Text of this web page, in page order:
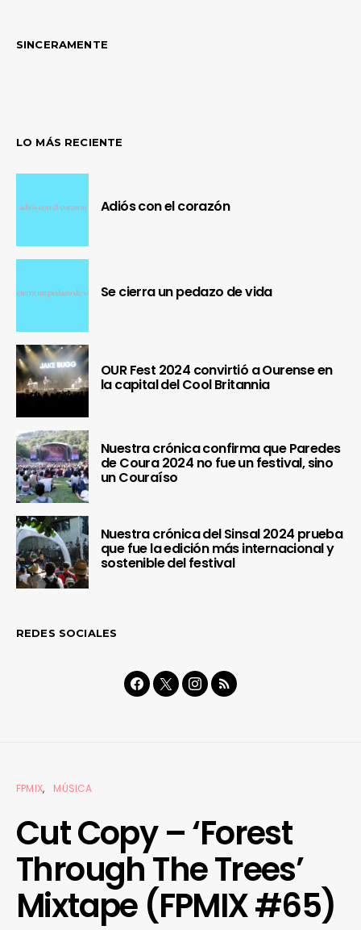
SINCERAMENTE
LO MÁS RECIENTE
Adiós con el corazón
Se cierra un pedazo de vida
OUR Fest 2024 convirtió a Ourense en
la capital del Cool Britannia
Nuestra crónica confirma que Paredes
de Coura 2024 no fue un festival, sino
un Couraíso
Nuestra crónica del Sinsal 2024 prueba
que fue la edición más internacional y
sostenible del festival
REDES SOCIALES
FPMIX MÚSICA
Cut Copy – ‘Forest
Through The Trees’
Mixtape (FPMIX #65)